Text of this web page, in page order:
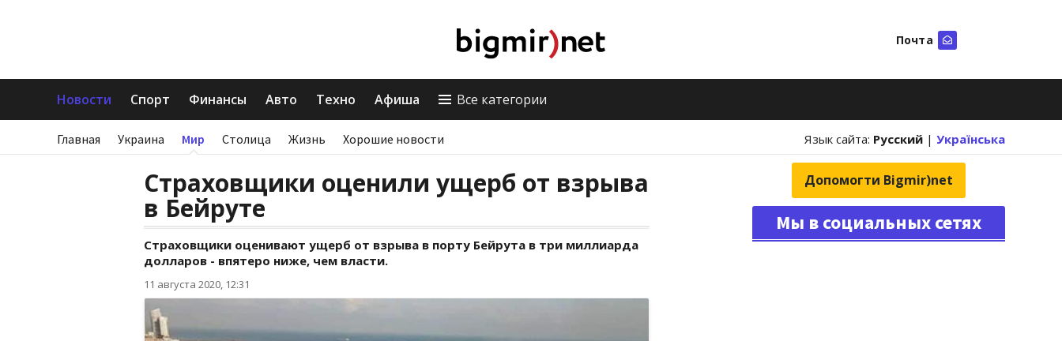
Почта
Новости Спорт Финансы Авто Техно Афиша Все категории
Главная Украина Мир Столица Жизнь Хорошие новости Язык сайта: Русский | Українська
Страховщики оценили ущерб от взрыва
в Бейруте
Страховщики оценивают ущерб от взрыва в порту Бейрута в три миллиарда
долларов - впятеро ниже, чем власти.
11 августа 2020, 12:31
Допомогти Bigmir)net
Мы в социальных сетях